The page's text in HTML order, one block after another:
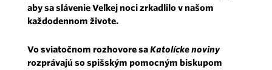
aby sa slávenie Veľkej noci zrkadlilo v našom
každodennom živote.
Vo sviatočnom rozhovore saKatolícke noviny
rozprávajú so spišským pomocným biskupom